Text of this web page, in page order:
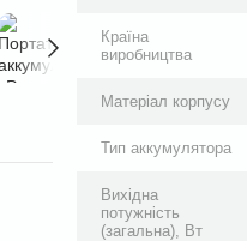
Країна
виробництва
Матеріал корпусу
Тип аккумулятора
Вихідна
потужність
(загальна), Вт